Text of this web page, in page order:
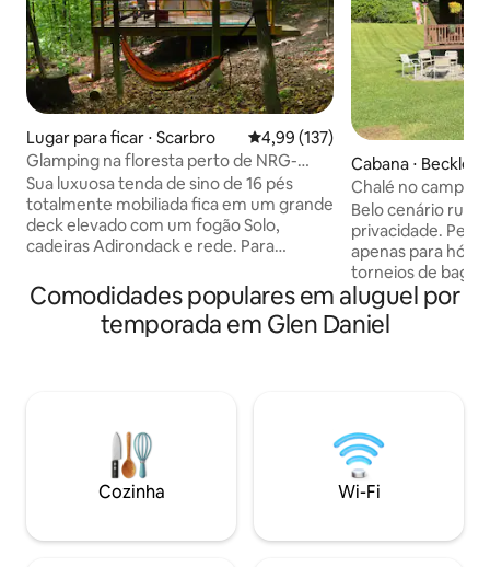
Lugar para ficar ⋅ Scarbro 4,99 de uma avaliação média de
4,99 (137)
Glamping na floresta perto de NRG-
Blackberry Blossom-1 de 3
Sua luxuosa tenda de sino de 16 pés
totalmente mobiliada fica em um grande
deck elevado com um fogão Solo,
cadeiras Adirondack e rede. Para
está situado a mais de 23 metros de
qualquer outro campista em nossa
tranquila propriedade de 6,5 hectares. É
distância. Sua tenda de campismo tem
energia elétrica, ar-condicionado,
aquecedor, toalhas e roupa de cama
limpa. Tudo o que você precisa fazer é
Cabana ⋅ Beckley
Chalé no campo/
bonitos/pesca/
Belo cenário rural
privacidade.
apenas para
torneios de
de semana até o
Steven's, Ace
Twin Falls e New
trilhas pacíficas.
aluguel de vara
permitidos
Comodidades populares em aluguel por
temporada em Glen Daniel
Cozinha Wi-Fi